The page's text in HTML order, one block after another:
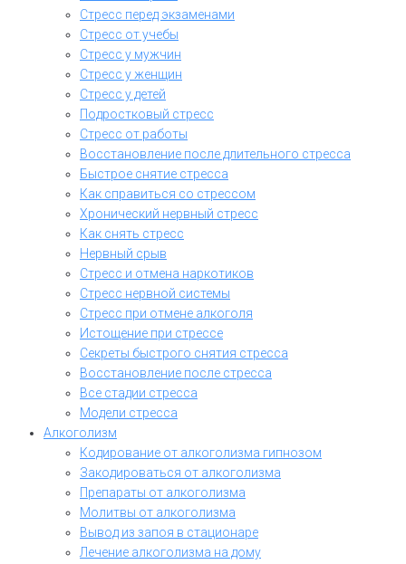
Стресс перед экзаменами
Стресс от учебы
Стресс у мужчин
Стресс у женщин
Стресс у детей
Подростковый стресс
Стресс от работы
Восстановление после длительного стресса
Быстрое снятие стресса
Как справиться со стрессом
Хронический нервный стресс
Как снять стресс
Нервный срыв
Стресс и отмена наркотиков
Стресс нервной системы
Стресс при отмене алкоголя
Истощение при стрессе
Секреты быстрого снятия стресса
Восстановление после стресса
Все стадии стресса
Модели стресса
Алкоголизм
Кодирование от алкоголизма гипнозом
Закодироваться от алкоголизма
Препараты от алкоголизма
Молитвы от алкоголизма
Вывод из запоя в стационаре
Лечение алкоголизма на дому